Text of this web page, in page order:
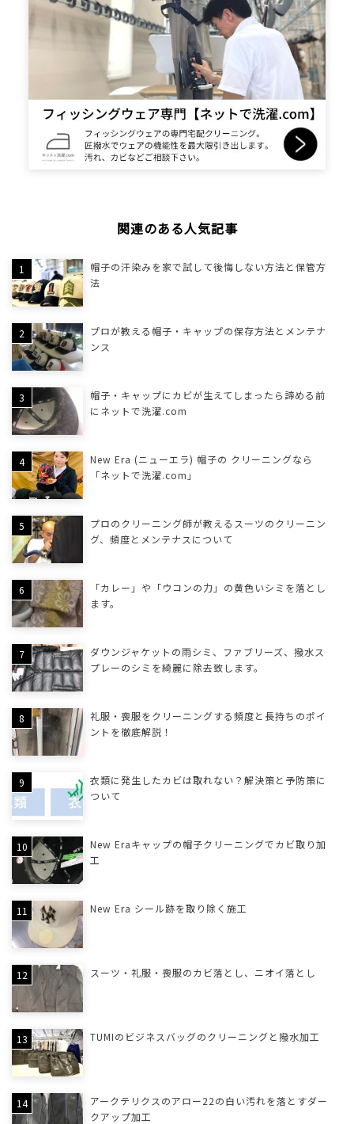
関連のある人気記事
帽子の汗染みを家で試して後悔しない方法と保管方
法
プロが教える帽子・キャップの保存方法とメンテナ
ンス
帽子・キャップにカビが生えてしまったら諦める前
にネットで洗濯.com
New Era (ニューエラ) 帽子の クリーニングなら
「ネットで洗濯.com」
プロのクリーニング師が教えるスーツのクリーニン
グ、頻度とメンテナスについて
「カレー」や「ウコンの力」の黄色いシミを落とし
ます。
ダウンジャケットの雨シミ、ファブリーズ、撥水ス
プレーのシミを綺麗に除去致します。
礼服・喪服をクリーニングする頻度と長持ちのポイ
ントを徹底解説！
衣類に発生したカビは取れない？解決策と予防策に
ついて
New Eraキャップの帽子クリーニングでカビ取り加
工
New Era シール跡を取り除く施工
スーツ・礼服・喪服のカビ落とし、ニオイ落とし
TUMIのビジネスバッグのクリーニングと撥水加工
アークテリクスのアロー22の白い汚れを落とすダー
クアップ加工